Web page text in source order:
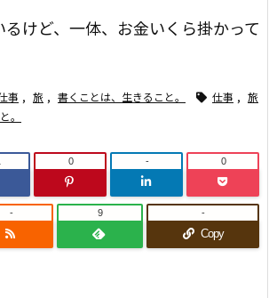
けど、一体、お金いくら掛かって
事 , 旅 , 書くことは、生きること。 仕事 , 旅
。
0 - 0
- 9
Copy
-